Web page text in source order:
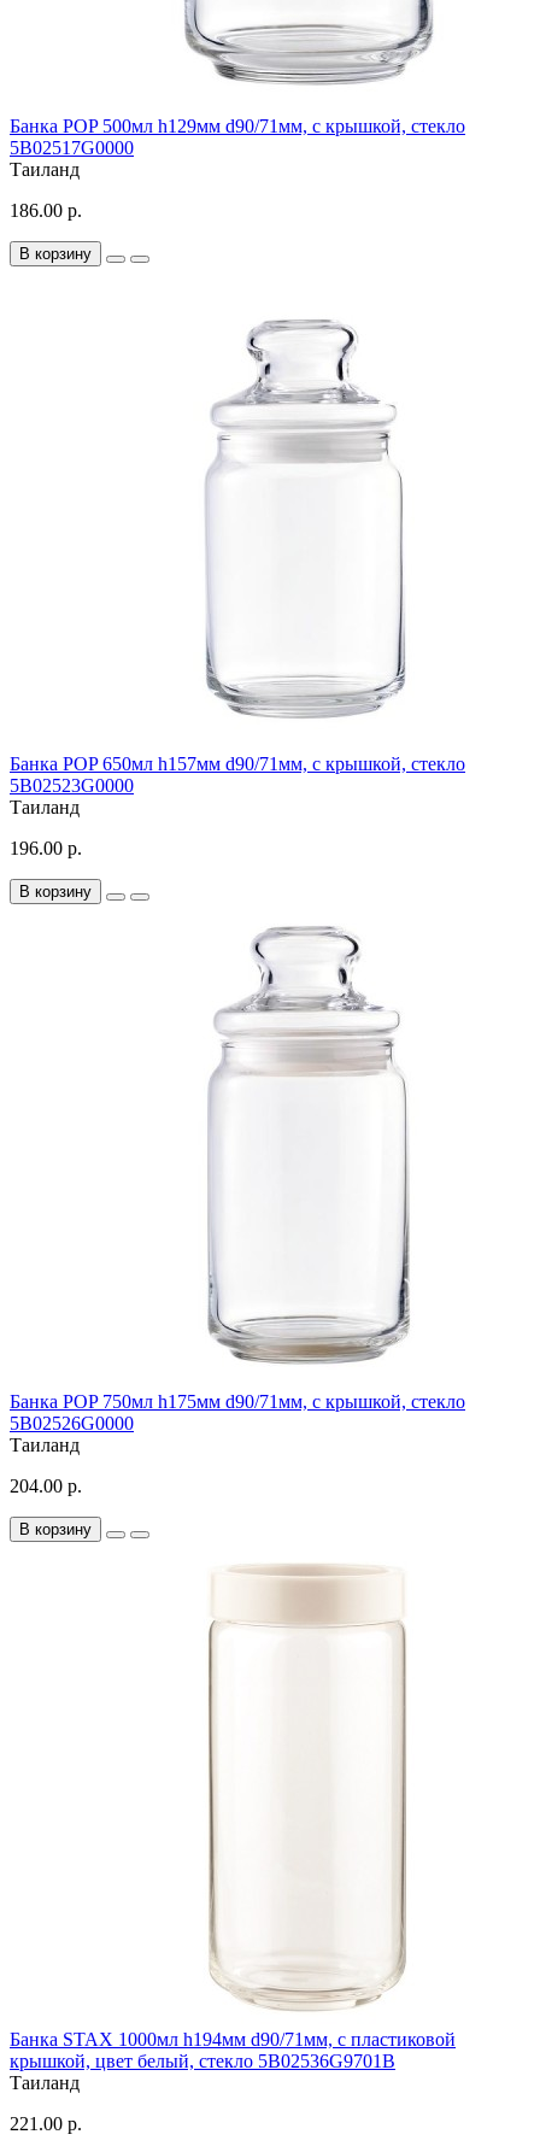
Банка POP 500мл h129мм d90/71мм, с крышкой, стекло
5B02517G0000
Таиланд
186.00 р.
В корзину
Банка POP 650мл h157мм d90/71мм, с крышкой, стекло
5B02523G0000
Таиланд
196.00 р.
В корзину
Банка POP 750мл h175мм d90/71мм, с крышкой, стекло
5B02526G0000
Таиланд
204.00 р.
В корзину
Банка STAX 1000мл h194мм d90/71мм, с пластиковой
крышкой, цвет белый, стекло 5B02536G9701B
Таиланд
221.00 р.